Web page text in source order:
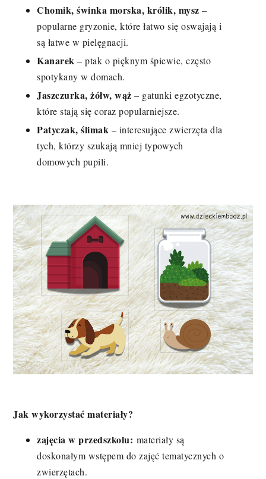
Chomik, świnka morska, królik, mysz –
popularne gryzonie, które łatwo się oswajają i
są łatwe w pielęgnacji.
Kanarek – ptak o pięknym śpiewie, często
spotykany w domach.
Jaszczurka, żółw, wąż – gatunki egzotyczne,
które stają się coraz popularniejsze.
Patyczak, ślimak – interesujące zwierzęta dla
tych, którzy szukają mniej typowych
domowych pupili.
Jak wykorzystać materiały?
zajęcia w przedszkolu: materiały są
doskonałym wstępem do zajęć tematycznych o
zwierzętach.